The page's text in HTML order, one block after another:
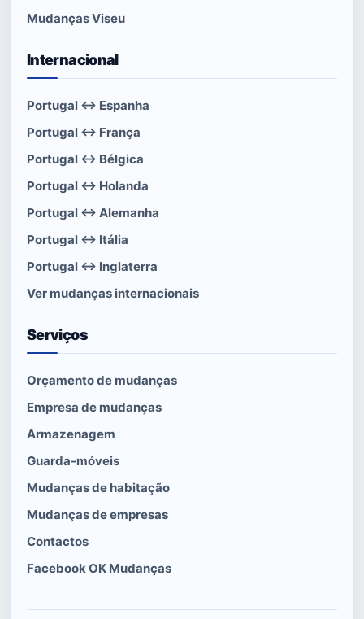
Mudanças Viseu
Internacional
Portugal ↔ Espanha
Portugal ↔ França
Portugal ↔ Bélgica
Portugal ↔ Holanda
Portugal ↔ Alemanha
Portugal ↔ Itália
Portugal ↔ Inglaterra
Ver mudanças internacionais
Serviços
Orçamento de mudanças
Empresa de mudanças
Armazenagem
Guarda-móveis
Mudanças de habitação
Mudanças de empresas
Contactos
Facebook OK Mudanças